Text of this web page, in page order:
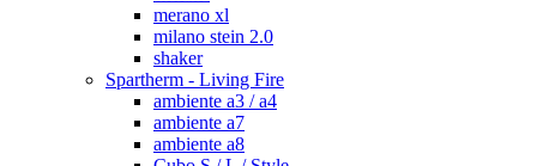
merano xl
milano stein 2.0
shaker
Spartherm - Living Fire
ambiente a3 / a4
ambiente a7
ambiente a8